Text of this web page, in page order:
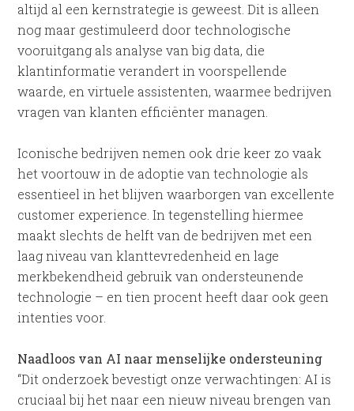
altijd al een kernstrategie is geweest. Dit is alleen
nog maar gestimuleerd door technologische
vooruitgang als analyse van big data, die
klantinformatie verandert in voorspellende
waarde, en virtuele assistenten, waarmee bedrijven
vragen van klanten efficiënter managen.
Iconische bedrijven nemen ook drie keer zo vaak
het voortouw in de adoptie van technologie als
essentieel in het blijven waarborgen van excellente
customer experience. In tegenstelling hiermee
maakt slechts de helft van de bedrijven met een
laag niveau van klanttevredenheid en lage
merkbekendheid gebruik van ondersteunende
technologie – en tien procent heeft daar ook geen
intenties voor.
Naadloos van AI naar menselijke ondersteuning
“Dit onderzoek bevestigt onze verwachtingen: AI is
cruciaal bij het naar een nieuw niveau brengen van